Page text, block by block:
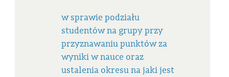
w sprawie podziału
studentów na grupy przy
przyznawaniu punktów za
wyniki w nauce oraz
ustalenia okresu na jaki jest